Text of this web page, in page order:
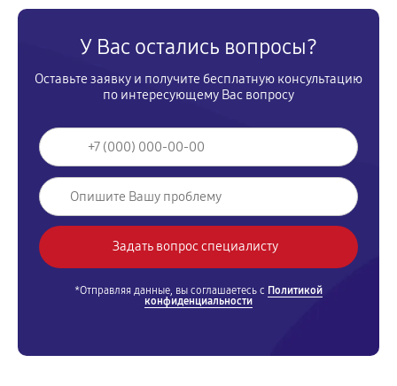
У Вас остались вопросы?
Оставьте заявку и получите бесплатную консультацию
по интересующему Вас вопросу
*Отправляя данные, вы соглашаетесь с Политикой
конфиденциальности